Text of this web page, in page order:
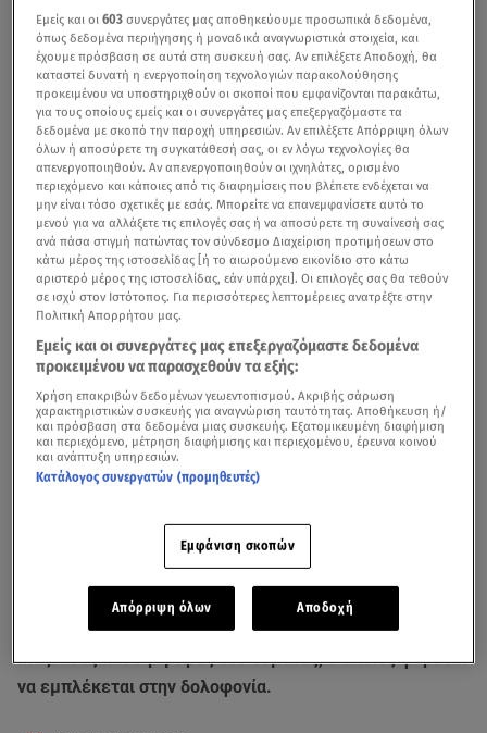
Ενώπιον του ανακριτή οδηγήθηκαν τα δύο αδέλφια απο
Εύβοιας, που ομολόγησαν πως σκότωσαν τον
πατέρα τους, με μαξιλάρι, μέσα στο ίδιο τους το σπίτι.
Μαζί τους και ο γαμπρός του θύματος, ο οποίος φέρεται
να εμπλέκεται στην δολοφονία.
Εμείς και οι603 συνεργάτες μας αποθηκεύουμε προσωπικά δεδομένα,
όπως δεδομένα περιήγησης ή μοναδικά αναγνωριστικά στοιχεία, και
έχουμε πρόσβαση σε αυτά στη συσκευή σας. Αν επιλέξετε Αποδοχή, θα
καταστεί δυνατή η ενεργοποίηση τεχνολογιών παρακολούθησης
προκειμένου να υποστηριχθούν οι σκοποί που εμφανίζονται παρακάτω,
για τους οποίους εμείς και οι συνεργάτες μας επεξεργαζόμαστε τα
δεδομένα με σκοπό την παροχή υπηρεσιών. Αν επιλέξετε Απόρριψη όλων
όλων ή αποσύρετε τη συγκατάθεσή σας, οι εν λόγω τεχνολογίες θα
απενεργοποιηθούν. Αν απενεργοποιηθούν οι ιχνηλάτες, ορισμένο
περιεχόμενο και κάποιες από τις διαφημίσεις που βλέπετε ενδέχεται να
μην είναι τόσο σχετικές με εσάς. Μπορείτε να επανεμφανίσετε αυτό το
μενού για να αλλάξετε τις επιλογές σας ή να αποσύρετε τη συναίνεσή σας
ανά πάσα στιγμή πατώντας τον σύνδεσμο Διαχείριση προτιμήσεων στο
κάτω μέρος της ιστοσελίδας [ή το αιωρούμενο εικονίδιο στο κάτω
αριστερό μέρος της ιστοσελίδας, εάν υπάρχει]. Οι επιλογές σας θα τεθούν
σε ισχύ στον Ιστότοπος. Για περισσότερες λεπτομέρειες ανατρέξτε στην
Πολιτική Απορρήτου μας.
Εμείς και οι συνεργάτες μας επεξεργαζόμαστε δεδομένα
προκειμένου να παρασχεθούν τα εξής:
Χρήση επακριβών δεδομένων γεωεντοπισμού. Ακριβής σάρωση
χαρακτηριστικών συσκευής για αναγνώριση ταυτότητας. Αποθήκευση ή/
και πρόσβαση στα δεδομένα μιας συσκευής. Εξατομικευμένη διαφήμιση
και περιεχόμενο, μέτρηση διαφήμισης και περιεχομένου, έρευνα κοινού
και ανάπτυξη υπηρεσιών.
Κατάλογος συνεργατών (προμηθευτές)
Εμφάνιση σκοπών
Απόρριψη όλων Αποδοχή